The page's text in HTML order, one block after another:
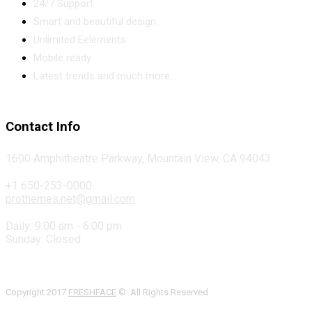
24/7 Support
Smart and beautiful design
Unlimited Eelements
Mobile ready
Latest trends and much more...
Contact Info
1600 Amphitheatre Parkway, Mountain View, CA 94043
+1 650-253-0000
prothemes.net@gmail.com
Daily: 9:00 am - 6:00 pm
Sunday: Closed
Copyright 2017 FRESHFACE © All Rights Reserved